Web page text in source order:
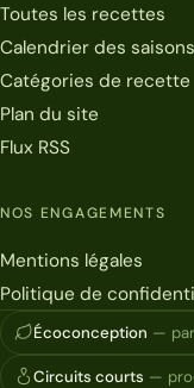
Toutes les recettes
Calendrier des saisons
Catégories de recette
Plan du site
Flux RSS
NOS ENGAGEMENTS
Mentions légales
Politique de
Écoconception —
Circuits courts —